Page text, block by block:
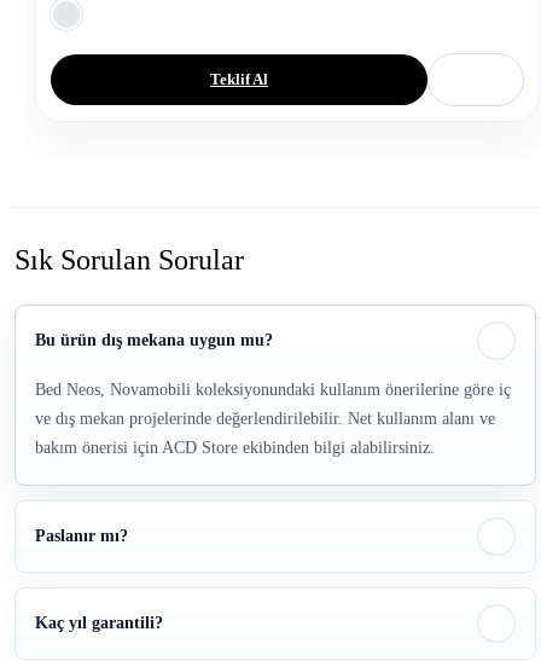
Teklif Al
Sık Sorulan Sorular
Bu ürün dış mekana uygun mu?
Bed Neos, Novamobili koleksiyonundaki kullanım önerilerine göre iç
ve dış mekan projelerinde değerlendirilebilir. Net kullanım alanı ve
bakım önerisi için ACD Store ekibinden bilgi alabilirsiniz.
Paslanır mı?
Kaç yıl garantili?